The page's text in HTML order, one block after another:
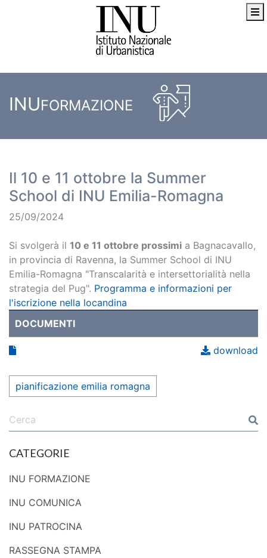
INUFORMAZIONE
Il 10 e 11 ottobre la Summer
School di INU Emilia-Romagna
25/09/2024
Si svolgerà il 10 e 11 ottobre prossimi a Bagnacavallo,
in provincia di Ravenna, la Summer School di INU
Emilia-Romagna "Transcalarità e intersettorialità nella
strategia del Pug". Programma e informazioni per
l'iscrizione nella locandina
DOCUMENTI
download
pianificazione emilia romagna
CATEGORIE
INU FORMAZIONE
INU COMUNICA
INU PATROCINA
RASSEGNA STAMPA